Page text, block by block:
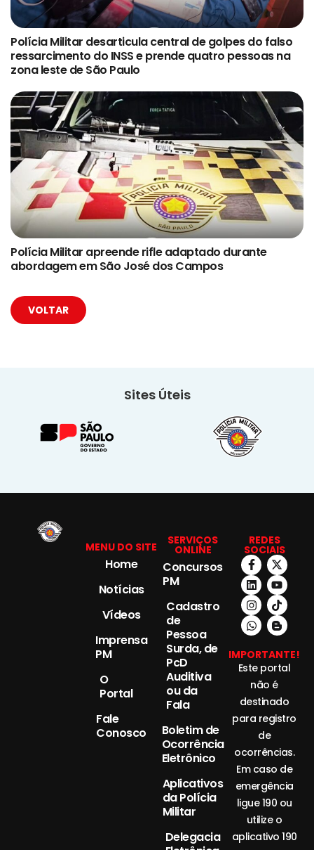
Polícia Militar desarticula central de golpes do falso
ressarcimento do INSS e prende quatro pessoas na
zona leste de São Paulo
Polícia Militar apreende rifle adaptado durante
abordagem em São José dos Campos
VOLTAR
Sites Úteis
MENU DO SITE
Home
Notícias
Vídeos
Imprensa
PM
O
Portal
Fale
Conosco
SERVIÇOS
ONLINE
Concursos
PM
Cadastro
de
Pessoa
Surda, de
PcD
Auditiva
ou da
Fala
Boletim de
Ocorrência
Eletrônico
Aplicativos
da Polícia
Militar
Delegacia
REDES
SOCIAIS
IMPORTANTE!
Este portal
não é
destinado
para registro
de
ocorrências.
Em caso de
emergência
ligue 190 ou
utilize o
aplicativo 190